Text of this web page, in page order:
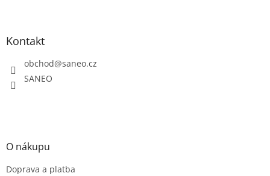
Kontakt
obchod@saneo.cz
SANEO
O nákupu
Doprava a platba